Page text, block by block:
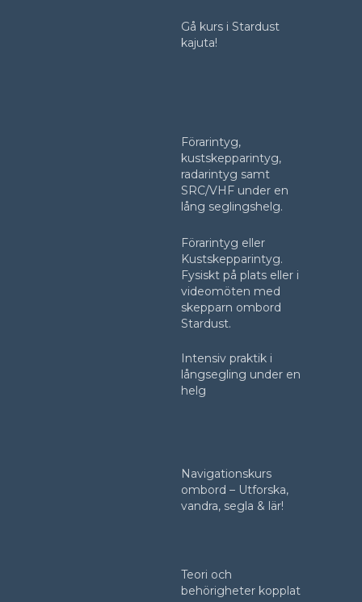
Gå kurs i Stardust
kajuta!
Förarintyg,
kustskepparintyg,
radarintyg samt
SRC/VHF under en
lång seglingshelg.
Förarintyg eller
Kustskepparintyg.
Fysiskt på plats eller i
videomöten med
skepparn ombord
Stardust.
Intensiv praktik i
långsegling under en
helg
Navigationskurs
ombord – Utforska,
vandra, segla & lär!
Teori och
behörigheter kopplat